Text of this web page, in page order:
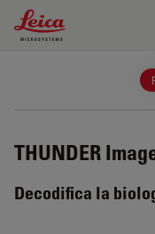
Leica Microsystems
THUNDER
Decodifica la